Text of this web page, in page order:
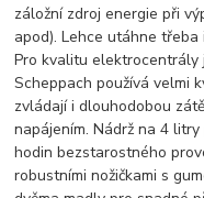
záložní zdroj energie při
apod). Lehce utáhne
Pro kvalitu elektrocentrály
Scheppach používá velmi
zvládají i dlouhodobou
napájením. Nádrž na 4
hodin bezstarostného
robustními nožičkami s